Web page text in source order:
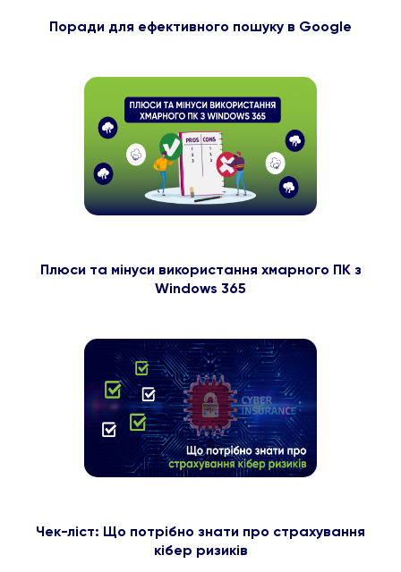
Поради для ефективного пошуку в Google
Плюси та мінуси використання хмарного ПК з
Windows 365
Чек-ліст: Що потрібно знати про страхування
кібер ризиків